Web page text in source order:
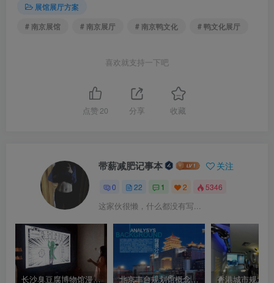
展馆展厅方案
# 南京展馆
# 南京展厅 # 南京鸭文化 # 鸭文化展厅
喜欢就支持一下吧
点赞 20 分享 收藏
带薪减肥记事本 关注
0 22 1 2 5346
这家伙很懒，什么都没有写...
长沙臭豆腐博物馆漫画合影互动 按动作拍照合影生产故事性漫画 北京丰台规划馆概念设计方案